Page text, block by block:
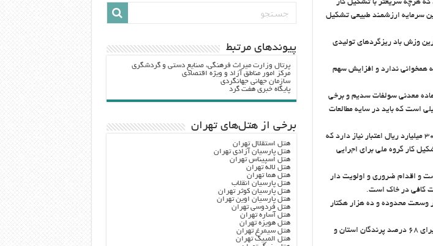
هرچه سريعتر با تشكيل كار
سرمايه ارزشمند طبيعي تشكيل
وزش باد ريزگردهاي توليدي
طبيعي اين منطقه همخواني ندارد و افزايش سهم
ماده معدني سولفات سديم و برخي
است كه بايد در سايه مطالعات
برنامه هاي مديريت تالاب ميقان اراك در راستاي اهداف برنامه پنجم توسعه حداقل به ۳۰۰ ميليارد ريال اعتبار نياز دارد كه
كار گروه ملي براي اجرايي
و اقدام ضروري و اولويت دار
كافي در خاك است.
متعدد اقليمي، طبيعي و زيستگاهي داراي ۲۵ هزار هكتار وسعت محدوده و ده هزار هكتار
اين تالاب در فهرست ۱۰۵ منطقه مهم زيست پرندگان كشور قرار دارد و در ايام سال پذيراي ۶۸ درصد پرندگان استان و
پيوندهاي مرتبط
پرتال وزارت ميراث فرهنگي، صنایع دستی و گردشگري
مرکز امور مناطق آزاد و ویژه اقتصادی
سازمان جهانی جهانگردی
پایگاه خبری هفت گرد
برخی از هتل‌های تهران
هتل استقلال تهران
هتل پارسیان آزادی تهران
هتل اسپیناس تهران
هتل لاله تهران
هتل هما تهران
هتل پارسیان انقلاب
هتل پارسیان کوثر تهران
هتل پارسیان اوین تهران
هتل فردوسی تهران
هتل آساره تهران
هتل هویزه تهران
هتل سیمرغ تهران
هتل المپیک تهران